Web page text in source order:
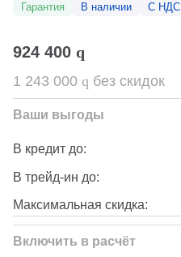
Гарантия В наличии С НДС
924 400 q
1 243 000 q без скидок
Ваши выгоды
В кредит до:
В трейд-ин до:
Максимальная скидка:
Включить в расчёт